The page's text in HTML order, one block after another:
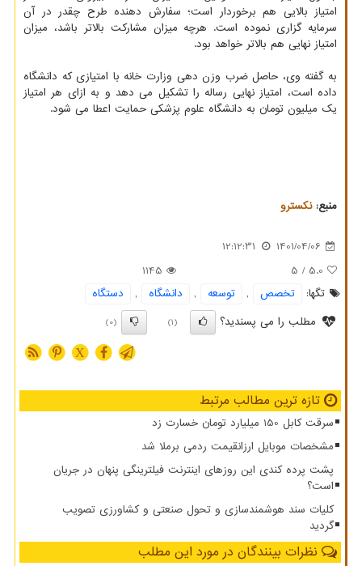
امتیاز بالایی هم برخوردار است؛ سفارش دهنده طرح چقدر در آن
سرمایه گزاری نموده است. هرچه میزان مشارکت بالاتر باشد، میزان
امتیاز نهایی هم بالاتر خواهد بود.
به گفته وی، حاصل ضرب وزن دهی وزارت خانه با امتیازی که دانشگاه
داده است، امتیاز نهایی رساله را تشکیل می دهد و به ازای هر امتیاز
یک میلیون تومان به دانشگاه علوم پزشکی حمایت اعطا می شود.
منبع:نكسترو
1401/04/06
12:12:31
5.0
/ 5
1145
تگها:
تخصص , توسعه , دانشگاه ,
دستگاه
مطلب را می پسندید؟
(1)
(0)
X
تازه ترین مطالب مرتبط
سرقت کابل 150 میلیارد تومان خسارت زد
مشخصات موبایل ارزانقیمت ردمی برملا شد
پشت پرده کندی این روزهای اینترنت فیلترینگی پنهان در جریان
است؟
کلیات سند هوشمندسازی و تحول صنعتی و کشاورزی تصویب
گردید
نظرات بینندگان در مورد این مطلب